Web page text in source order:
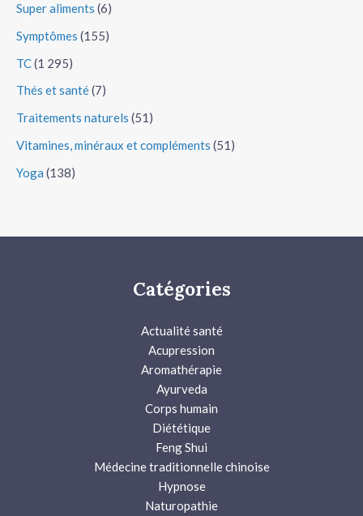
Super aliments (6)
Symptômes (155)
TC(1 295)
Thés et santé(7)
Traitements naturels (51)
Vitamines, minéraux et compléments (51)
Yoga (138)
Catégories
Actualité santé
Acupression
Aromathérapie
Ayurveda
Corps humain
Diététique
Feng Shui
Médecine traditionnelle chinoise
Hypnose
Naturopathie